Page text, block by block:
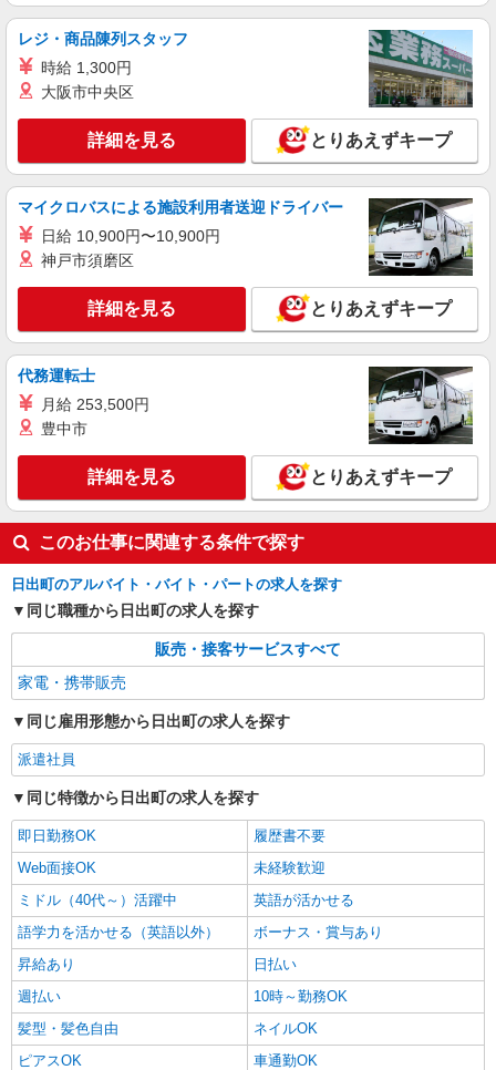
レジ・商品陳列スタッフ
時給 1,300円
大阪市中央区
詳細を見る とりあえずキープ
マイクロバスによる施設利用者送迎ドライバー
日給 10,900円〜10,900円
神戸市須磨区
詳細を見る とりあえずキープ
代務運転士
月給 253,500円
豊中市
詳細を見る とりあえずキープ
このお仕事に関連する条件で探す
日出町のアルバイト・バイト・パートの求人を探す
同じ職種から日出町の求人を探す
販売・接客サービスすべて
家電・携帯販売
同じ雇用形態から日出町の求人を探す
派遣社員
同じ特徴から日出町の求人を探す
即日勤務OK
履歴書不要
Web面接OK
未経験歓迎
ミドル（40代～）活躍中
英語が活かせる
語学力を活かせる（英語以外）
ボーナス・賞与あり
昇給あり
日払い
週払い
10時～勤務OK
髪型・髪色自由
ネイルOK
ピアスOK
車通勤OK